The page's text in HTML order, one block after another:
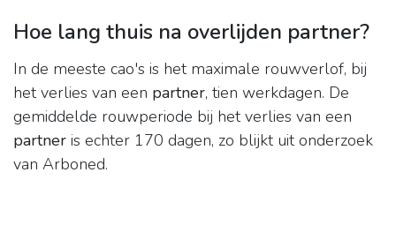
Hoe lang thuis na overlijden partner?
In de meeste cao's is het maximale rouwverlof, bij
het verlies van een partner, tien werkdagen. De
gemiddelde rouwperiode bij het verlies van een
partner is echter 170 dagen, zo blijkt uit onderzoek
van Arboned.